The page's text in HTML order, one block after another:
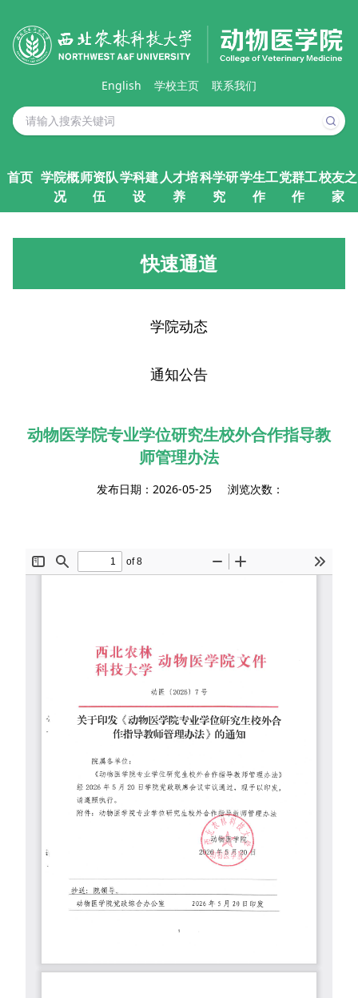
English 学校主页 联系我们
首页 学院概
况
师资队
伍
学科建
设
人才培
养
科学研
究
学生工
作
党群工
作
校友之
家
快速通道
学院动态
通知公告
动物医学院专业学位研究生校外合作指导教
师管理办法
发布日期：2026-05-25 浏览次数：